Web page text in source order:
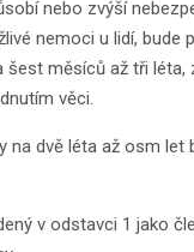
nebo zvýší
nemoci u lidí, bude
šest měsíců až tři léta,
věci.
na dvě léta až osm let
v odstavci 1 jako